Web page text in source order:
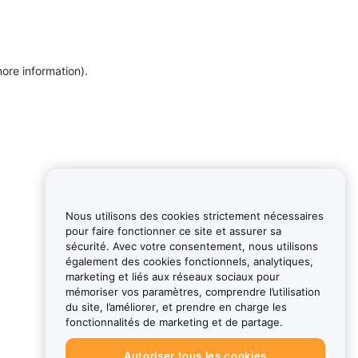
information).
Nous utilisons des cookies strictement nécessaires
pour faire fonctionner ce site et assurer sa
sécurité. Avec votre consentement, nous utilisons
également des cookies fonctionnels, analytiques,
marketing et liés aux réseaux sociaux pour
mémoriser vos paramètres, comprendre l’utilisation
du site, l’améliorer, et prendre en charge les
fonctionnalités de marketing et de partage.